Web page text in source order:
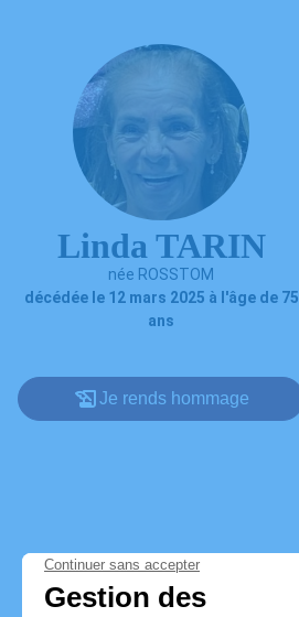
Linda TARIN
née ROSSTOM
décédée le 12 mars 2025 à l'âge de 75
ans
Je rends hommage